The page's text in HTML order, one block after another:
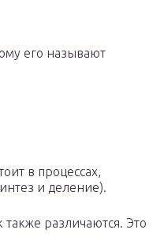
его называют
в процессах,
и деление).
различаются. Это